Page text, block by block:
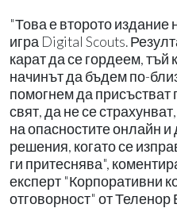
"Това е второто
игра Digital Scouts.
карат да се гордеем, тъй
начинът да бъдем по-
помогнем да присъстват
свят, да не се
на опасностите онлайн
решения, когато се
ги притеснява",
експерт "Корпоративни
отговорност" от Теленор